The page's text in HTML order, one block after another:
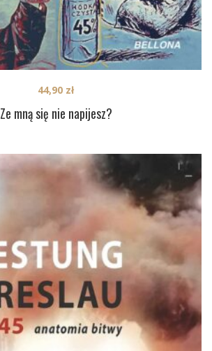
Ze mną się nie napijesz?
44,90 zł